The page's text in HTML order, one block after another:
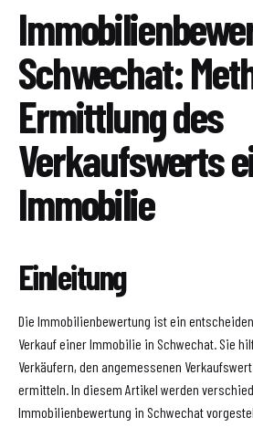
Schwechat:
Ermittlung des
Verkaufswerts
Immobilie
Einleitung
Die Immobilienbewertung ist ein
Verkauf einer Immobilie in Schwechat. Sie
Verkäufern, den angemessenen
ermitteln. In diesem Artikel werden
Immobilienbewertung in Schwechat